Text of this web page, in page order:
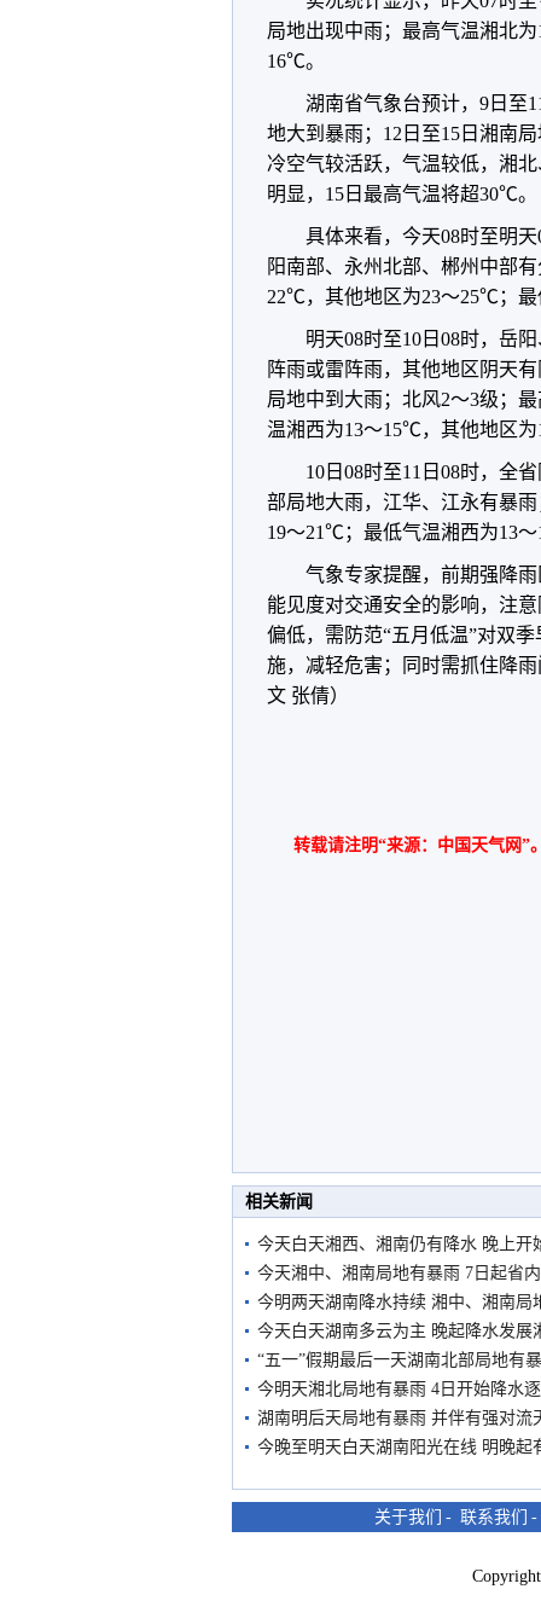
局地出现中雨；最高气温湘北
16℃。
湖南省气象台预计，9日至
地大到暴雨；12日至15日湘南
冷空气较活跃，气温较低，湘
明显，15日最高气温将超30℃。
具体来看，今天08时至明
阳南部、永州北部、郴州中部
22℃，其他地区为23～25℃；
明天08时至10日08时，岳
阵雨或雷阵雨，其他地区阴天
局地中到大雨；北风2～3级；
温湘西为13～15℃，其他地区
10日08时至11日08时，全
部局地大雨，江华、江永有暴
19～21℃；最低气温湘西为13
气象专家提醒，前期强降
能见度对交通安全的影响，注
偏低，需防范“五月低温”对双
施，减轻危害；同时需抓住降
文 张倩）
转载请注明“来源：中国天气网”
相关新闻
今天白天湘西、湘南仍有降水 晚上开
今天湘中、湘南局地有暴雨 7日起省
今明两天湖南降水持续 湘中、湘南局
今天白天湖南多云为主 晚起降水发展
“五一”假期最后一天湖南北部局地有
今明天湘北局地有暴雨 4日开始降水
湖南明后天局地有暴雨 并伴有强对流
今晚至明天白天湖南阳光在线 明晚起
关于我们 - 联系我们 -